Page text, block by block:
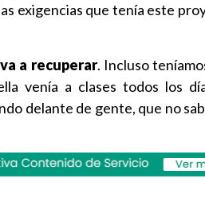
exigencias que tenía este
a recuperar. Incluso
venía a clases todos los
delante de gente, que no